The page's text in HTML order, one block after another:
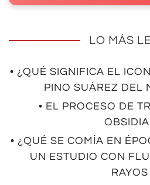
LO MÁS
• ¿QUÉ SIGNIFICA EL
PINO SUÁREZ DEL
• EL PROCESO DE
• ¿QUÉ SE COMÍA EN
UN ESTUDIO CON
RAYOS